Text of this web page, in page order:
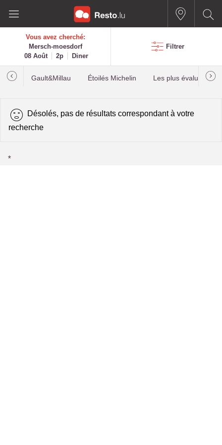
Vous avez cherché:
Mersch-moesdorf
08 Août
2p Diner
Filtrer
Gault&Millau Étoilés Michelin Les plus évalués
Désolés, pas de résultats correspondant à votre
recherche
*